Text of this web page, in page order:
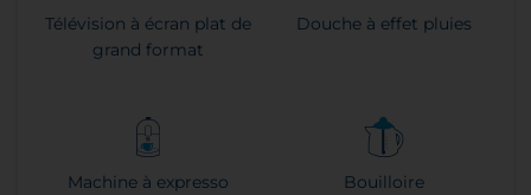
Télévision à écran plat de
grand format
Douche à effet pluies
Machine à expresso Bouilloire